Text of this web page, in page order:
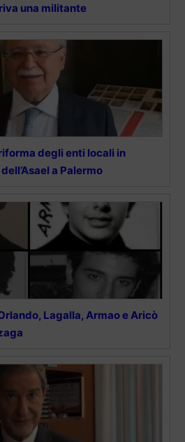
una militante
degli enti locali in
a Palermo
Lagalla, Armao e Aricò